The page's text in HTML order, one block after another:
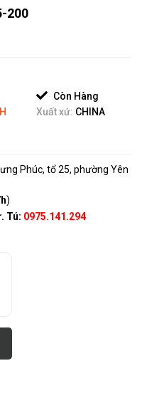
200
Còn Hàng
Xuất xứ: CHINA
Phúc, tổ 25, phường Yên
)
Tú: 0975.141.294